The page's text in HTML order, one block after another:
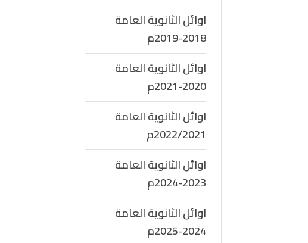
اوائل الثانوية العامة
2018-2019م
اوائل الثانوية العامة
2020-2021م
اوائل الثانوية العامة
2022/2021م
اوائل الثانوية العامة
2023-2024م
اوائل الثانوية العامة
2024-2025م